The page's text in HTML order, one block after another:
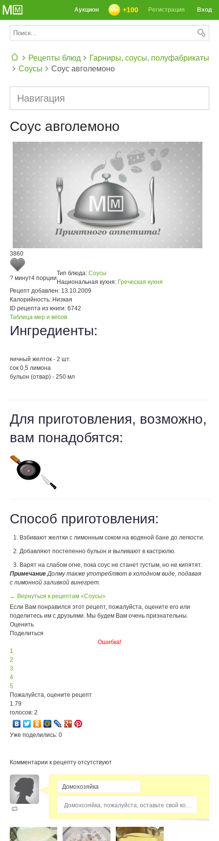
Вход
Регистрация
+100
Аукцион
Рецепты блюд
Гарниры, соусы, полуфабрикаты
Соусы
Соус aвголемонo
Навигация
Соус aвголемонo
3860
? минут4 порции
Тип блюда: Соусы
Национальная кухня: Греческая кухня
Рецепт добавлен: 13.10.2009
Калорийность: Низкая
ID рецепта из книги: 6742
Таблица мер и весов
Ингредиенты:
яичный желток - 2 шт.
сок 0,5 лимона
бульон (отвар) - 250 мл
Для приготовления, возможно,
вам понадобятся:
Способ приготовления:
Взбивают желтки с лимонным соком на водяной бане до легкости.
Добавляют постепенно бульон и выливают в кастрюлю.
Варят на слабом огне, пока соус не станет густым, но не кипятят.
ПримечаниеДолму также употребляют в холодном виде, подавая
с лимонной заливкой винегрет.
← Вернуться к рецептам «Соусы»
Если Вам понравился этот рецепт, пожалуйста, оцените его или
поделитесь им с друзьями. Мы будем Вам очень признательны.
Оценить
Поделиться
Ошибка!
1
2
3
4
5
Пожалуйста, оцените рецепт
1.79
голосов: 2
Уже поделились: 0
Комментарии к рецепту отсутствуют
Домохозяйка, пожалуйста, оставьте свой комментарий...